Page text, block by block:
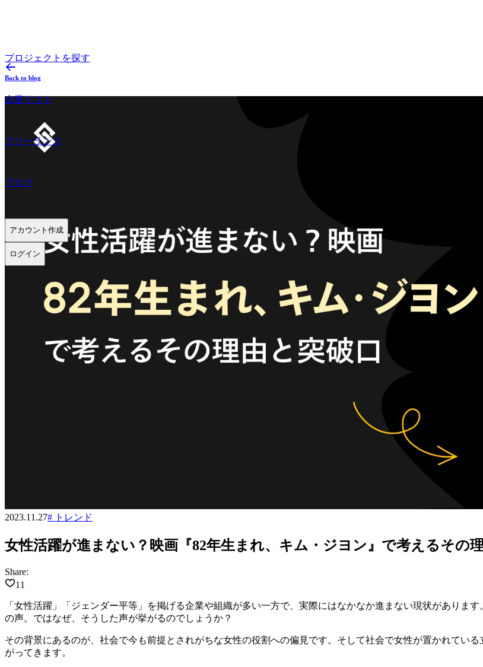
プロジェクトを探す
企業リスト
フリーランス
ブログ
アカウント作成
ログイン
Back to blog
2023.11.27# トレンド
女性活躍が進まない？映画『82年生まれ、キム・ジヨン』で考えるその
Share:
11
「女性活躍」「ジェンダー平等」を掲げる企業や組織が多い一方で、実際にはなかなか進まない現状がありま
の声。ではなぜ、そうした声が挙がるのでしょうか？
その背景にあるのが、社会で今も前提とされがちな女性の役割への偏見です。そして社会で女性が置かれてい
がってきます。